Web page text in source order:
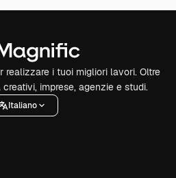
realizzare i tuoi migliori lavori. Oltre
imprese, agenzie e studi.
Italiano